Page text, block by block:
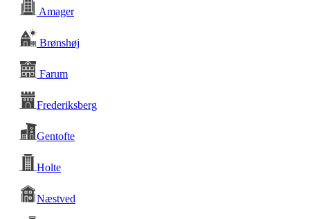
Amager
Brønshøj
Farum
Frederiksberg
Gentofte
Holte
Næstved